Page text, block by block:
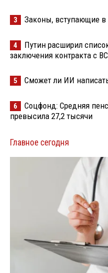
3 Законы, вступающие в
4
Путин расширил
заключения контракта с
5 Сможет ли ИИ
6
Соцфонд: Средняя
превысила 27,2 тысячи
Главное сегодня